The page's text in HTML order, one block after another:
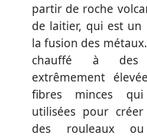
partir de roche
de laitier, qui est un
la fusion des
chauffé à des
extrêmement
fibres minces
utilisées pour
des rouleaux